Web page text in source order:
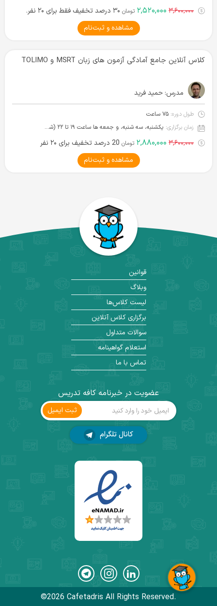
۳,۶۰۰,۰۰۰ ۲,۵۲۰,۰۰۰ تومان ۳۰ درصد تخفیف فقط برای ۲۰ نفر.
مشاهده و ثبت‌نام
کلاس آنلاین جامع آمادگی آزمون های زبان MSRT و TOLIMO
مدرس: حمید فرید
طول دوره: ۷۵ ساعت
زمان برگزاری:
یکشنبه، سه شنبه، و جمعه ها ساعت ۱۹ تا ۲۲ (شروع از ۲۶ بهمن ۱۴۰۴)
۳,۶۰۰,۰۰۰ ۲,۸۸۰,۰۰۰ تومان 20 درصد تخفیف برای ۲۰ نفر
مشاهده و ثبت‌نام
عضویت در خبرنامه کافه تدریس
ثبت ‌ایمیل
کانال تلگرام
قوانین
وبلاگ
لیست کلاس‌ها
برگزاری کلاس آنلاین
سوالات متداول
استعلام گواهینامه
تماس با ما
©2026 Cafetadris All Rights Reserved.